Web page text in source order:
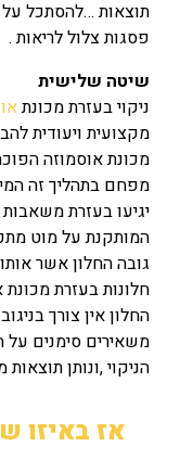
תוצאות …להסתכל
פסגות צלול לריאות .
שיטה שלישית
ניקוי בעזרת מכונת
מקצועית ויעודית
מכונת אוסמוזה
מפחם בתהליך זה
יגיעו בעזרת
המותקנת על מוט
גובה החלון אשר
חלונות בעזרת
החלון אין צורך
משאירים סימנים על
הניקוי ,ונותן
אז באיזו